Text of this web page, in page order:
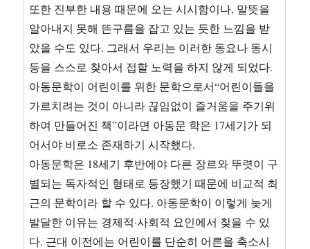
또한 진부한 내용 때문에 오는 시시함이나, 말뜻을
알아내지 못해 뜬구름을 잡고 있는 듯한 느낌을 받
았을 수도 있다. 그래서 우리는 이러한 동요나 동시
등을 스스로 찾아서 접할 노력을 하지 않게 되었다.
아동문학이 어린이를 위한 문학으로서“어린이들을
가르치려는 것이 아니라 끊임없이 즐거움을 주기위
하여 만들어진 책”이라면 아동문 학은 17세기가 되
어서야 비로소 존재하기 시작했다.
아동문학은 18세기 후반에야 다른 장르와 뚜렷이 구
별되는 독자적인 형태로 등장했기 때문에 비교적 최
근의 문학이라 할 수 있다. 아동문학이 이렇게 늦게
발달한 이유는 경제적·사회적 요인에서 찾을 수 있
다. 근대 이전에는 어린이를 단순히 어른을 축소시